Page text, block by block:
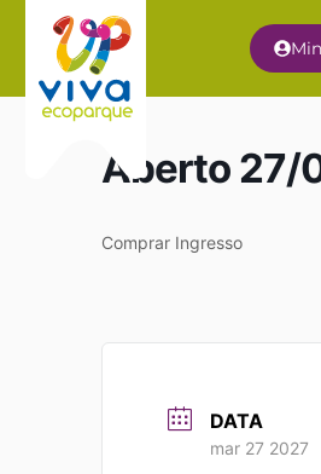
Aberto 27/
Comprar Ingresso
DATA
mar 27 2027